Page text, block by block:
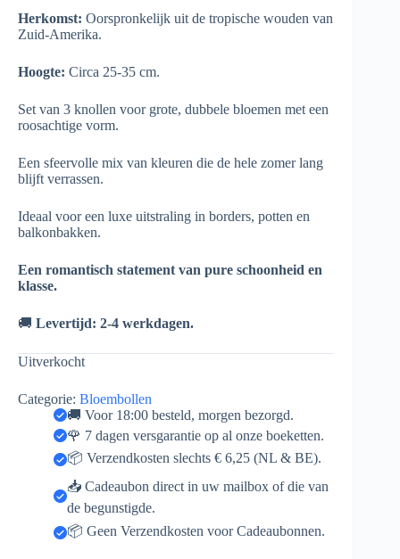
Herkomst: Oorspronkelijk uit de tropische wouden van
Zuid-Amerika.
Hoogte: Circa 25-35 cm.
Set van 3 knollen voor grote, dubbele bloemen met een
roosachtige vorm.
Een sfeervolle mix van kleuren die de hele zomer lang
blijft verrassen.
Ideaal voor een luxe uitstraling in borders, potten en
balkonbakken.
Een romantisch statement van pure schoonheid en
klasse.
🚚 Levertijd: 2-4 werkdagen.
Uitverkocht
Categorie: Bloembollen
🚚 Voor 18:00 besteld, morgen bezorgd.
🌹 7 dagen versgarantie op al onze boeketten.
📦 Verzendkosten slechts € 6,25 (NL & BE).
📥 Cadeaubon direct in uw mailbox of die van
de begunstigde.
📦 Geen Verzendkosten voor Cadeaubonnen.